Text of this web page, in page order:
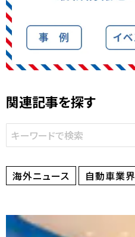
関連記事を探す
海外ニュース 自動車業界